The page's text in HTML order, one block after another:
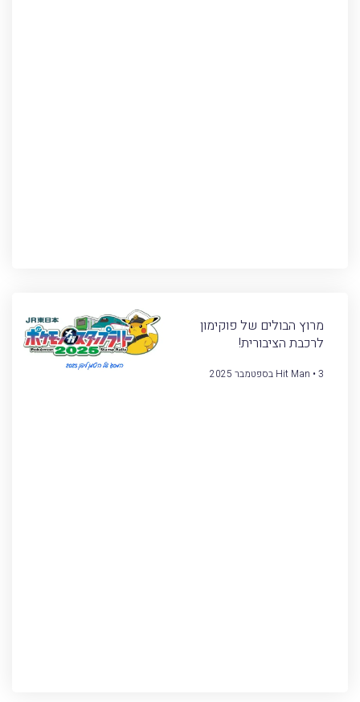
מרוץ הבולים של פוקימון
לרכבת הציבורית!
Hit Man 3 בספטמבר 2025